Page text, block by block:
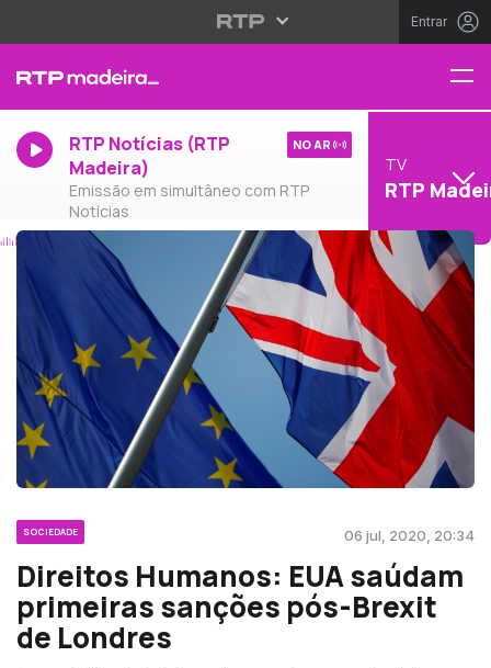
Entrar
RTP Notícias (RTP
Madeira)
Emissão em simultâneo com RTP
Notícias
NO AR
TV
RTP
SOCIEDADE 06 jul, 2020, 20:34
Direitos Humanos: EUA saúdam
primeiras sanções pós-Brexit
de Londres